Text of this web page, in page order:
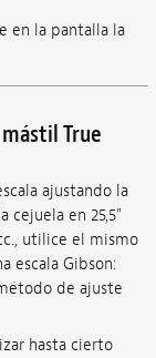
en la pantalla la
True
ajustando la
cejuela en 25,5"
utilice el mismo
escala Gibson:
de ajuste
hasta cierto